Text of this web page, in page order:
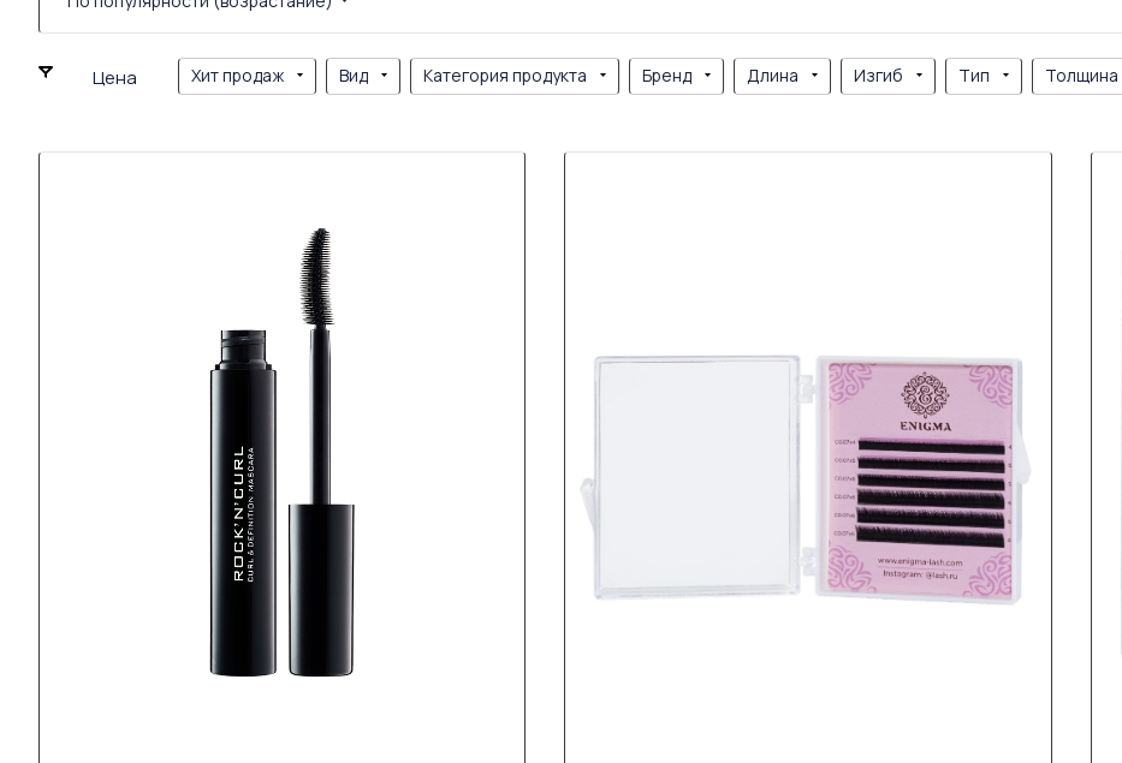
Цена Хит продаж Вид Категория продукта Бренд Длина Изгиб Тип Толщина